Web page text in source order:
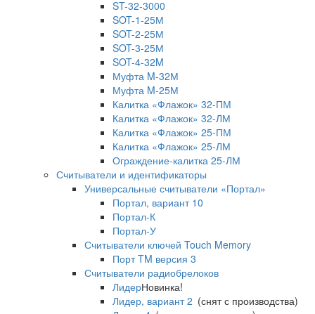
ST-32-3000
SOT-1-25М
SOT-2-25М
SOT-3-25М
SOT-4-32M
Муфта M-32М
Муфта M-25М
Калитка «Флажок» 32-ПМ
Калитка «Флажок» 32-ЛМ
Калитка «Флажок» 25-ПМ
Калитка «Флажок» 25-ЛМ
Ограждение-калитка 25-ЛМ
Считыватели и идентификаторы
Универсальные считыватели «Портал»
Портал, вариант 10
Портал-К
Портал-У
Считыватели ключей Touch Memory
Порт TM версия 3
Считыватели радиобрелоков
ЛидерНовинка!
Лидер, вариант 2 (снят с производства)